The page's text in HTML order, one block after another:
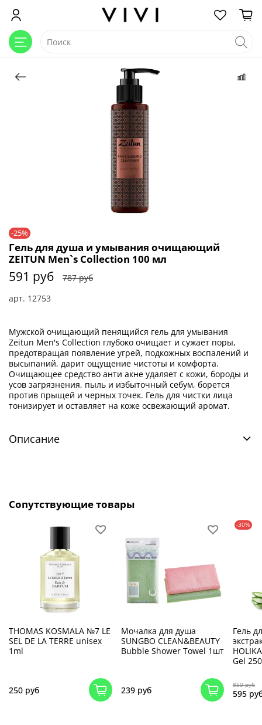
-25%
арт. 12753
Гель для душа и умывания очищающий
ZEITUN Men`s Collection 100 мл
591 руб 787 руб
Мужской очищающий пенящийся гель для умывания
Zeitun Men's Collection глубоко очищает и сужает поры,
предотвращая появление угрей, подкожных воспалений и
высыпаний, дарит ощущение чистоты и комфорта.
Очищающее средство анти акне удаляет с кожи, бороды и
усов загрязнения, пыль и избыточный себум, борется
против прыщей и черных точек. Гель для чистки лица
тонизирует и оставляет на коже освежающий аромат.
Описание
Сопутствующие товары
THOMAS KOSMALA №7 LE
SEL DE LA TERRE unisex
1ml
250 руб
Мочалка для душа
SUNGBO CLEAN&BEAUTY
Bubble Shower Towel 1шт
239 руб
-30%
Гель
Gel
850 руб
595